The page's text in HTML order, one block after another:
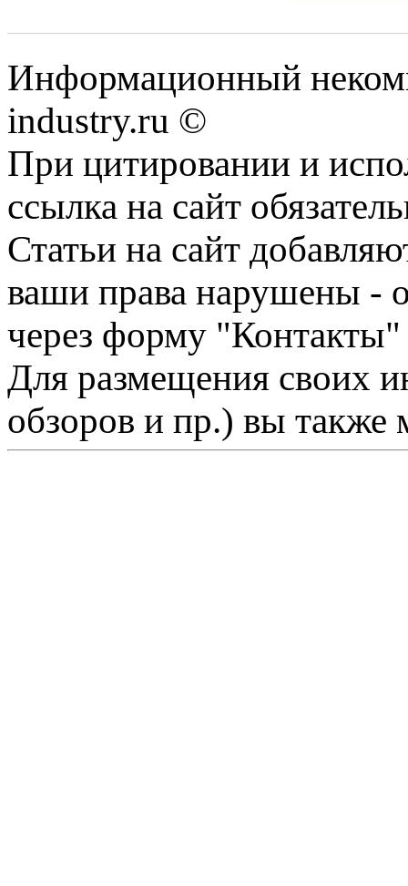
Информационный
industry.ru ©
При цитировании и
ссылка на сайт
Статьи на сайт
ваши права нарушены -
через форму "Контакты"
Для размещения своих
обзоров и пр.) вы также